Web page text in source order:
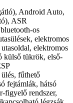
Android Auto,
ASR
os
elektromos
elektromos
külső tükrök, első-
fűthető
fejtámlák, hátsó
figyelő rendszer,